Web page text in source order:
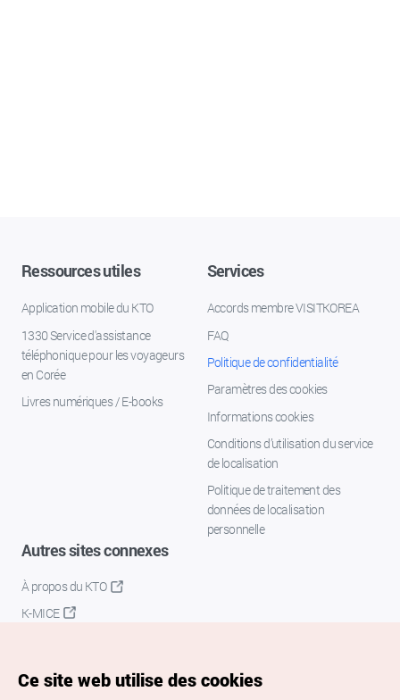
Ressources utiles
Application mobile du KTO
1330 Service d'assistance
téléphonique pour les voyageurs
en Corée
Livres numériques / E-books
Services
Accords membre VISITKOREA
FAQ
Politique de confidentialité
Paramètres des cookies
Informations cookies
Conditions d’utilisation du service
de localisation
Politique de traitement des
données de localisation
personnelle
Autres sites connexes
À propos du KTO
K-MICE
Ce site web utilise des cookies